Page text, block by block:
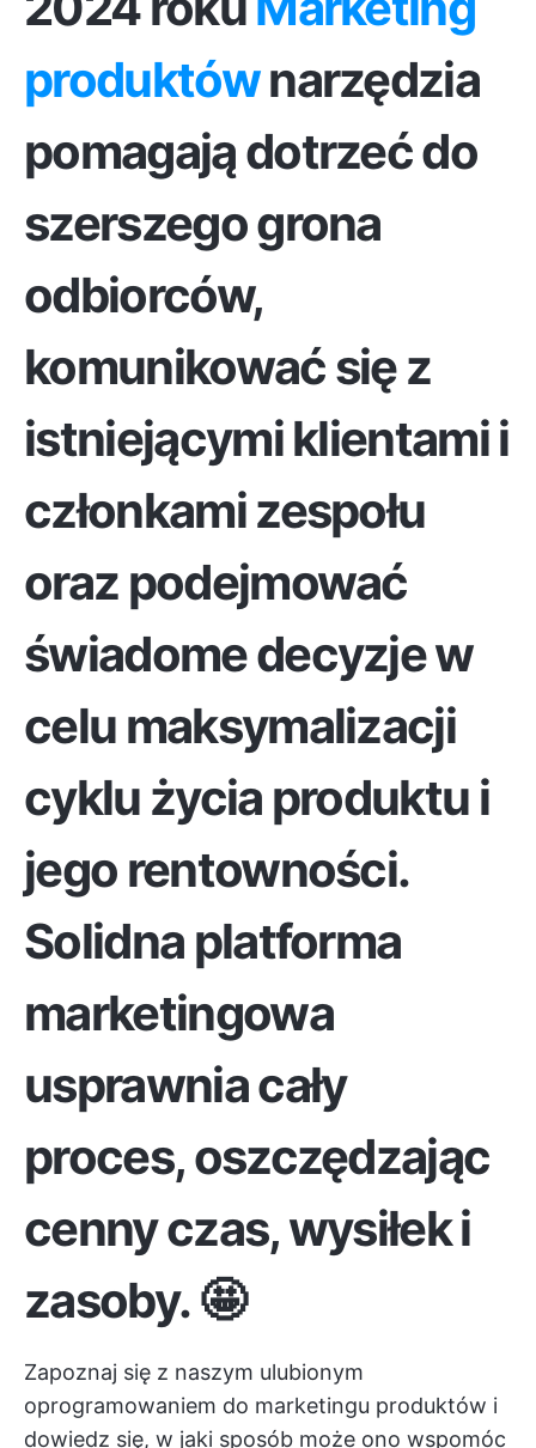
produktównarzędzia
pomagają dotrzeć do
szerszego grona
odbiorców,
komunikować się z
istniejącymi klientami i
członkami zespołu
oraz podejmować
świadome decyzje w
celu maksymalizacji
cyklu życia produktu i
jego rentowności.
Solidna platforma
marketingowa
usprawnia cały
proces, oszczędzając
cenny czas, wysiłek i
zasoby.🤩
Zapoznaj się z naszym ulubionym
oprogramowaniem do marketingu produktów i
dowiedz się, w jaki sposób może ono wspomóc